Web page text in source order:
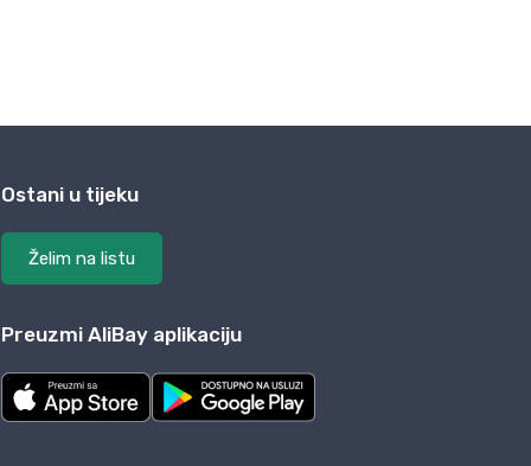
Ostani u tijeku
Želim na listu
Preuzmi AliBay aplikaciju